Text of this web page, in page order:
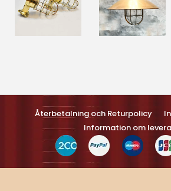
Återbetalning och Returpolicy
Information om
Turns on site high speed to be attractive
engines.